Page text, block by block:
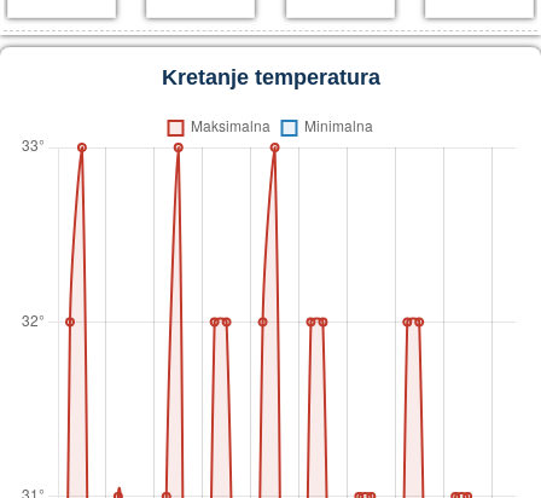
Kretanje temperatura